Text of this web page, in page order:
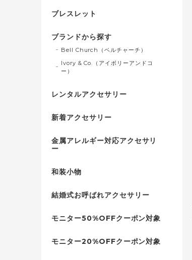
ブレスレット
ブランドから探す
Bell Church（ベルチャーチ）
Ivory & Co.（アイボリーアンドコ
ー）
レンタルアクセサリー
新着アクセサリー
金属アレルギー対応アクセサリ
ー
和装小物
結婚式お呼ばれアクセサリー
モニター50%OFFクーポン対象
モニター20%OFFクーポン対象